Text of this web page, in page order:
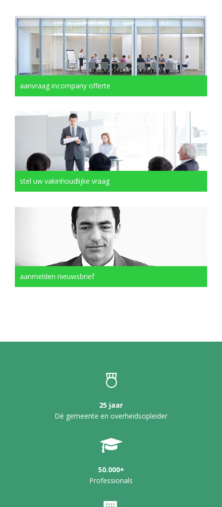
aanvraag incompany offerte
stel uw vakinhoudlijke vraag
aanmelden nieuwsbrief
25 jaar
Dé gemeente en overheidsopleider
50.000+
Professionals